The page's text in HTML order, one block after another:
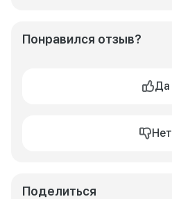
Понравился отзыв?
Да
Нет
Поделиться